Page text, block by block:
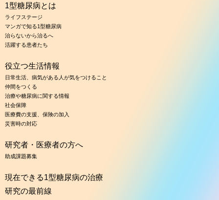
1型糖尿病とは
ライフステージ
マンガで知る1型糖尿病
治らないから治るへ
活躍する患者たち
役立つ生活情報
日常生活、病気がある人が気をつけること
仲間をつくる
治療や糖尿病に関する情報
社会保障
医療費の支援、保険の加入
災害時の対応
研究者・医療者の方へ
助成課題募集
現在できる1型糖尿病の治療
研究の最前線